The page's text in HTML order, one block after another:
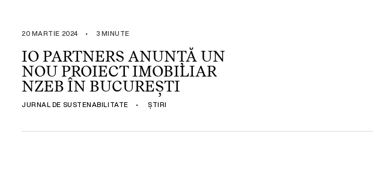
20 MARTIE 2024 • 3 MINUTE
IO PARTNERS ANUNȚĂ UN
NOU PROIECT IMOBILIAR
NZEB ÎN BUCUREȘTI
JURNAL DE SUSTENABILITATE • ȘTIRI